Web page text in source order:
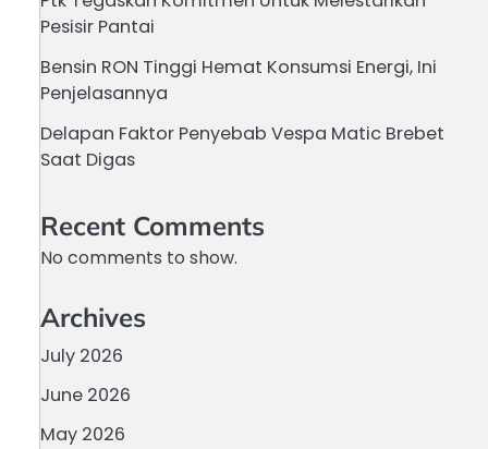
Pesisir Pantai
Bensin RON Tinggi Hemat Konsumsi Energi, Ini
Penjelasannya
Delapan Faktor Penyebab Vespa Matic Brebet
Saat Digas
Recent Comments
No comments to show.
Archives
July 2026
June 2026
May 2026